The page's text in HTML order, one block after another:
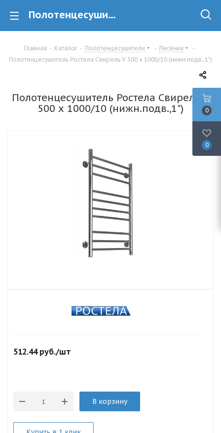
Полотенцесушитель Ростела Свирель V 500 х 1000/10 (нижн.подв.,1") купить в Минске
Главная - Каталог - Полотенцесушители - Лесенка
-
Полотенцесушитель Ростела Свирель V 500 х 1000/10 (нижн.подв.,1")
Полотенцесушитель Ростела Свирель V
500 х 1000/10 (нижн.подв.,1")
512.44руб./шт
В корзину
0
0